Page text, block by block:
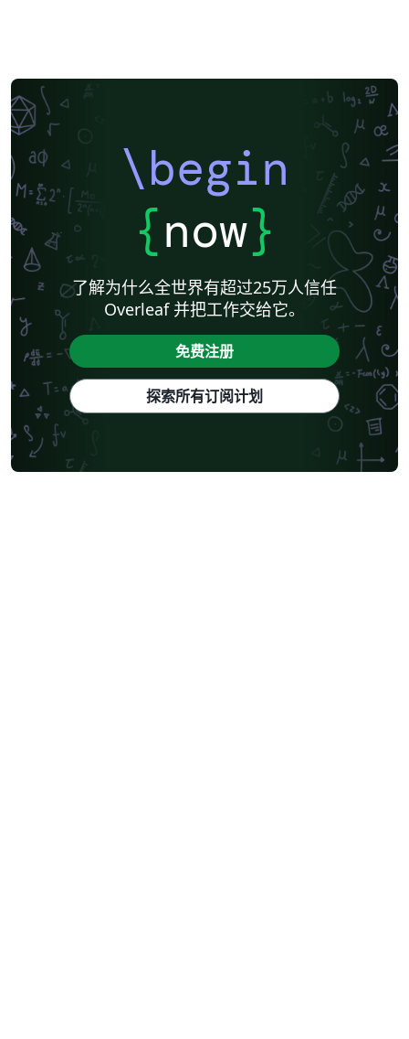
\begin
{now}
了解为什么全世界有超过25万人信任
Overleaf 并把工作交给它。
免费注册
探索所有订阅计划